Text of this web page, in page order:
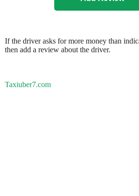
If the driver asks for more money than
then add a review about the driver.
Taxiuber7.com